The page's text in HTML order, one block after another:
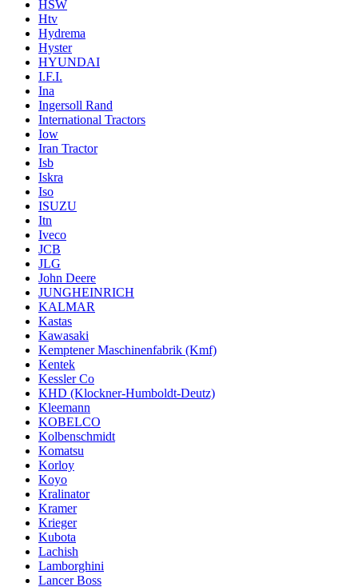
HSW
Htv
Hydrema
Hyster
HYUNDAI
I.F.I.
Ina
Ingersoll Rand
International Tractors
Iow
Iran Tractor
Isb
Iskra
Iso
ISUZU
Itn
Iveco
JCB
JLG
John Deere
JUNGHEINRICH
KALMAR
Kastas
Kawasaki
Kemptener Maschinenfabrik (Kmf)
Kentek
Kessler Co
KHD (Klockner-Humboldt-Deutz)
Kleemann
KOBELCO
Kolbenschmidt
Komatsu
Korloy
Koyo
Kralinator
Kramer
Krieger
Kubota
Lachish
Lamborghini
Lancer Boss